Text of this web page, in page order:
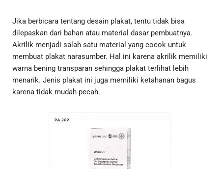
Jika berbicara tentang desain plakat, tentu tidak bisa
dilepaskan dari bahan atau material dasar pembuatnya.
Akrilik menjadi salah satu material yang cocok untuk
membuat plakat narasumber. Hal ini karena akrilik memiliki
warna bening transparan sehingga plakat terlihat lebih
menarik. Jenis plakat ini juga memiliki ketahanan bagus
karena tidak mudah pecah.